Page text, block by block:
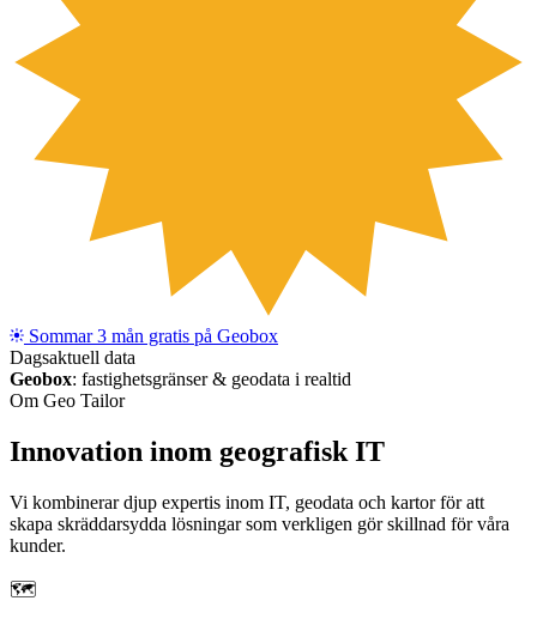
Sommar 3 mån gratis på Geobox
Dagsaktuell data
Geobox: fastighetsgränser & geodata i realtid
Om Geo Tailor
Innovation inom geografisk IT
Vi kombinerar djup expertis inom IT, geodata och kartor för att
skapa skräddarsydda lösningar som verkligen gör skillnad för våra
kunder.
🗺